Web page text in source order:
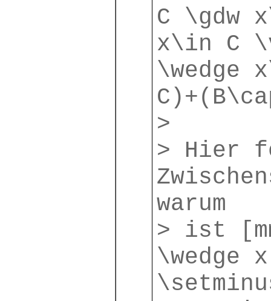
C \gdw
x\in C
\wedge
>
> Hier
warum
> ist
\wedge